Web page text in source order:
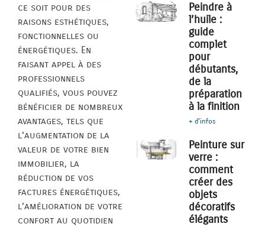
ce soit pour des
raisons esthétiques,
fonctionnelles ou
énergétiques. En
faisant appel à des
professionnels
qualifiés, vous pouvez
bénéficier de nombreux
avantages, tels que
l’augmentation de la
valeur de votre bien
immobilier, la
réduction de vos
factures énergétiques,
l’amélioration de votre
confort au quotidien
Peindre à
l’huile :
guide
complet
pour
débutants,
de la
préparation
à la finition
+ d'infos
Peinture sur
verre :
comment
créer des
objets
décoratifs
élégants